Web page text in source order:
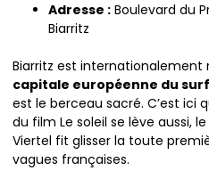
Adresse : Boulevard du
Biarritz
Biarritz est
capitale européenne du surf
est le berceau sacré. C’est ici
du film Le soleil se lève aussi,
Viertel fit glisser la toute
vagues françaises.